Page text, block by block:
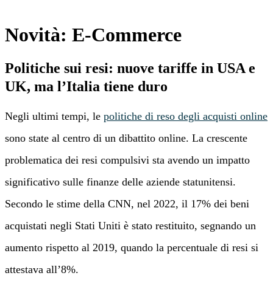
Novità: E-Commerce
Politiche sui resi: nuove tariffe in USA e
UK, ma l’Italia tiene duro
Negli ultimi tempi, le politiche di reso degli acquisti online
sono state al centro di un dibattito online. La crescente
problematica dei resi compulsivi sta avendo un impatto
significativo sulle finanze delle aziende statunitensi.
Secondo le stime della CNN, nel 2022, il 17% dei beni
acquistati negli Stati Uniti è stato restituito, segnando un
aumento rispetto al 2019, quando la percentuale di resi si
attestava all’8%.